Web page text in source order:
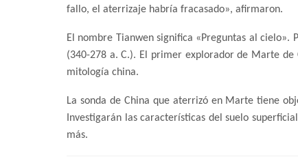
fallo, el aterrizaje habría fracasado», afirmaron.
El nombre Tianwen significa «Preguntas al cielo».
(340-278 a. C.). El primer explorador de Marte
mitología china.
La sonda de China que aterrizó en Marte tiene
Investigarán las características del suelo
más.